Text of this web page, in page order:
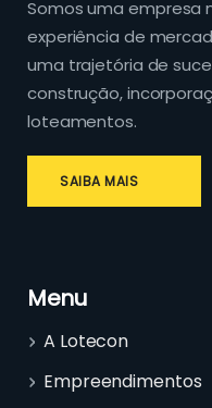
Somos uma empresa
experiência de
uma trajetória de
construção,
loteamentos.
SAIBA MAIS
Menu
A Lotecon
Empreendimentos